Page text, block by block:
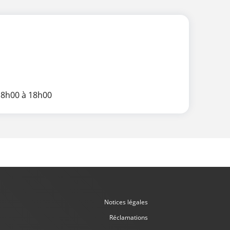
à 18h00
Notices légales
Réclamations